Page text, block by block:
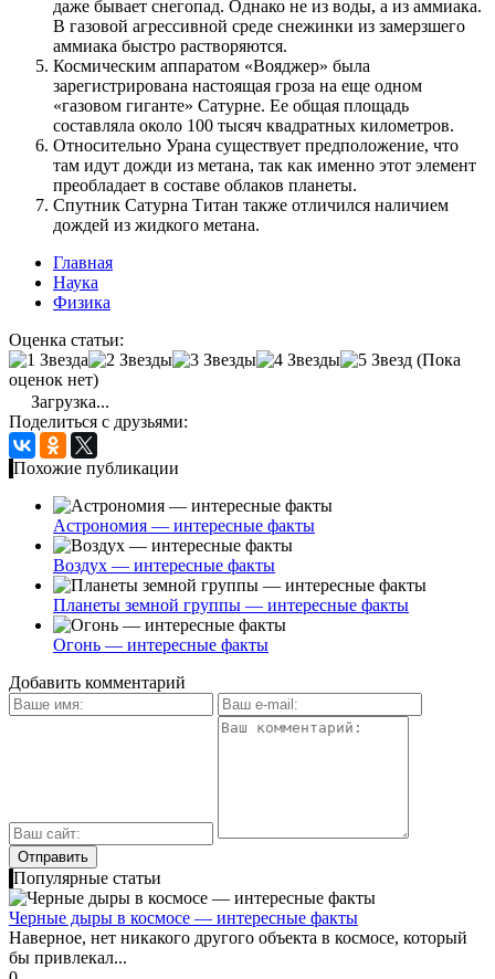
даже бывает снегопад. Однако не из воды, а из аммиака.
В газовой агрессивной среде снежинки из замерзшего
аммиака быстро растворяются.
Космическим аппаратом «Вояджер» была
зарегистрирована настоящая гроза на еще одном
«газовом гиганте» Сатурне. Ее общая площадь
составляла около 100 тысяч квадратных километров.
Относительно Урана существует предположение, что
там идут дожди из метана, так как именно этот элемент
преобладает в составе облаков планеты.
Спутник Сатурна Титан также отличился наличием
дождей из жидкого метана.
Главная
Наука
Физика
Оценка статьи:
(Пока
оценок нет)
Загрузка...
Поделиться с друзьями:
Похожие публикации
Астрономия — интересные факты
Воздух — интересные факты
Планеты земной группы — интересные факты
Огонь — интересные факты
Добавить комментарий
Популярные статьи
Черные дыры в космосе — интересные факты
Наверное, нет никакого другого объекта в космосе, который
бы привлекал...